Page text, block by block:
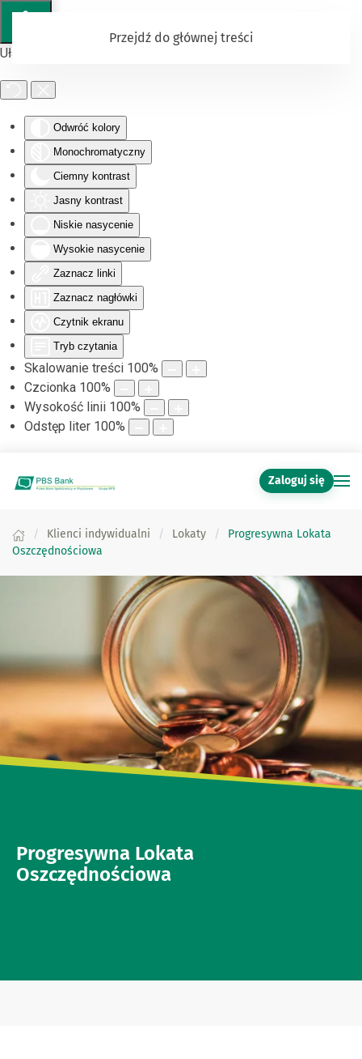
Ułatwienia dostępu
Odwróć kolory
Monochromatyczny
Ciemny kontrast
Jasny kontrast
Niskie nasycenie
Wysokie nasycenie
Zaznacz linki
Zaznacz nagłówki
Czytnik ekranu
Tryb czytania
Skalowanie treści 100%
Czcionka 100%
Wysokość linii 100%
Odstęp liter 100%
Przejdź do głównej treści
Zaloguj się
Klienci indywidualni Lokaty
Progresywna Lokata
Oszczędnościowa
Progresywna Lokata
Oszczędnościowa